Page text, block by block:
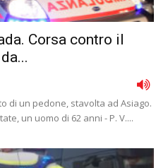
Corsa contro il
di un pedone, stavolta ad Asiago.
un uomo di 62 anni - P. V....